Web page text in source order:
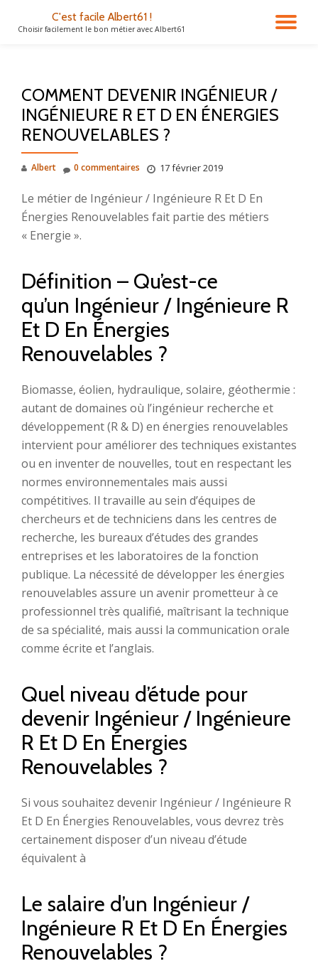
C'est facile Albert61 !
Choisir facilement le bon métier avec Albert61
COMMENT DEVENIR INGÉNIEUR /
INGÉNIEURE R ET D EN ÉNERGIES
RENOUVELABLES ?
Albert 17 février 2019
0 commentaires
Le métier de Ingénieur / Ingénieure R Et D En
Énergies Renouvelables fait partie des métiers
« Energie ».
Définition – Qu’est-ce
qu’un Ingénieur / Ingénieure R
Et D En Énergies
Renouvelables ?
Biomasse, éolien, hydraulique, solaire, géothermie :
autant de domaines où l’ingénieur recherche et
développement (R & D) en énergies renouvelables
intervient pour améliorer des techniques existantes
ou en inventer de nouvelles, tout en respectant les
normes environnementales mais aussi
compétitives. Il travaille au sein d’équipes de
chercheurs et de techniciens dans les centres de
recherche, les bureaux d’études des grandes
entreprises et les laboratoires de la fonction
publique. La nécessité de développer les énergies
renouvelables assure un avenir prometteur à ce
professionnel très qualifié, maîtrisant la technique
de sa spécialité, mais aussi la communication orale
comme écrite et l’anglais.
Quel niveau d’étude pour
devenir Ingénieur / Ingénieure
R Et D En Énergies
Renouvelables ?
Si vous souhaitez devenir Ingénieur / Ingénieure R
Et D En Énergies Renouvelables, vous devrez très
certainement disposer d’un niveau d’étude
équivalent à
Le salaire d’un Ingénieur /
Ingénieure R Et D En Énergies
Renouvelables ?